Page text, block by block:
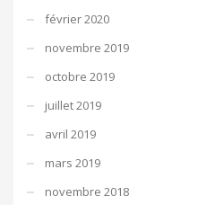
février 2020
novembre 2019
octobre 2019
juillet 2019
avril 2019
mars 2019
novembre 2018